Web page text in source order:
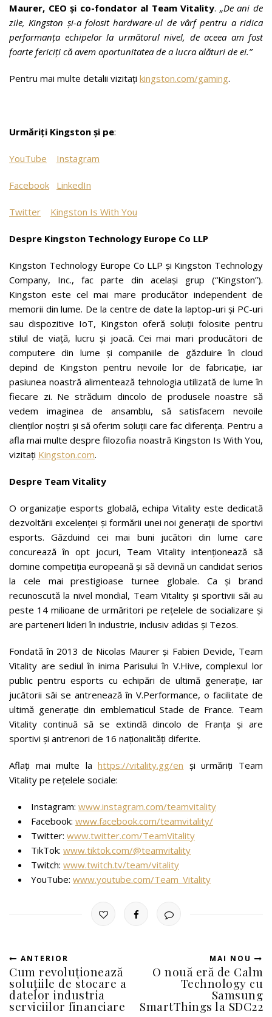
Maurer, CEO și co-fondator al Team Vitality. „De ani de
zile, Kingston și-a folosit hardware-ul de vârf pentru a ridica
performanța echipelor la următorul nivel, de aceea am fost
foarte fericiți că avem oportunitatea de a lucra alături de ei.”
Pentru mai multe detalii vizitați kingston.com/gaming.
Urmăriți Kingston și pe:
YouTube Instagram
Facebook LinkedIn
Twitter Kingston Is With You
Despre Kingston Technology Europe Co LLP
Kingston Technology Europe Co LLP şi Kingston Technology
Company, Inc., fac parte din acelaşi grup (“Kingston”).
Kingston este cel mai mare producător independent de
memorii din lume. De la centre de date la laptop-uri şi PC-uri
sau dispozitive IoT, Kingston oferă soluţii folosite pentru
stilul de viaţă, lucru şi joacă. Cei mai mari producători de
computere din lume și companiile de găzduire în cloud
depind de Kingston pentru nevoile lor de fabricație, iar
pasiunea noastră alimentează tehnologia utilizată de lume în
fiecare zi. Ne străduim dincolo de produsele noastre să
vedem imaginea de ansamblu, să satisfacem nevoile
clienților noștri și să oferim soluții care fac diferența. Pentru a
afla mai multe despre filozofia noastră Kingston Is With You,
vizitați Kingston.com.
Despre Team Vitality
O organizație esports globală, echipa Vitality este dedicată
dezvoltării excelenței și formării unei noi generații de sportivi
esports. Găzduind cei mai buni jucători din lume care
concurează în opt jocuri, Team Vitality intenționează să
domine competiția europeană și să devină un candidat serios
la cele mai prestigioase turnee globale. Ca şi brand
recunoscută la nivel mondial, Team Vitality și sportivii săi au
peste 14 milioane de urmăritori pe rețelele de socializare și
are parteneri lideri în industrie, inclusiv adidas și Tezos.
Fondată în 2013 de Nicolas Maurer și Fabien Devide, Team
Vitality are sediul în inima Parisului în V.Hive, complexul lor
public pentru esports cu echipări de ultimă generație, iar
jucătorii săi se antrenează în V.Performance, o facilitate de
ultimă generație din emblematicul Stade de France. Team
Vitality continuă să se extindă dincolo de Franța și are
sportivi și antrenori de 16 naționalități diferite.
Aflați mai multe lahttps://vitality.gg/en ​​și urmăriți Team
Vitality pe rețelele sociale:
Instagram: www.instagram.com/teamvitality
Facebook: www.facebook.com/teamvitality/
Twitter: www.twitter.com/TeamVitality
TikTok: www.tiktok.com/@teamvitality
Twitch: www.twitch.tv/team/vitality
YouTube: www.youtube.com/Team_Vitality
ANTERIOR
Cum revoluționează
soluțiile de stocare a
datelor industria
serviciilor financiare
MAI NOU
O nouă eră de Calm
Technology cu
Samsung
SmartThings la SDC22